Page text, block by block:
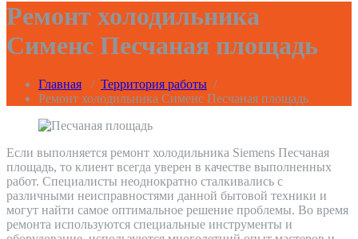
Ремонт холодильника
Сименс Песчаная площадь
Главная / Территория работы /
Ремонт холодильника Сименс Песчаная площадь
Если выполняется ремонт холодильника Siemens Песчаная
площадь, то клиент всегда уверен в качестве выполненных
работ. Специалисты неоднократно сталкивались с
различными неисправностями данной бытовой техники и
могут найти самое оптимальное решение проблемы. Во время
ремонта используются специальные инструменты и